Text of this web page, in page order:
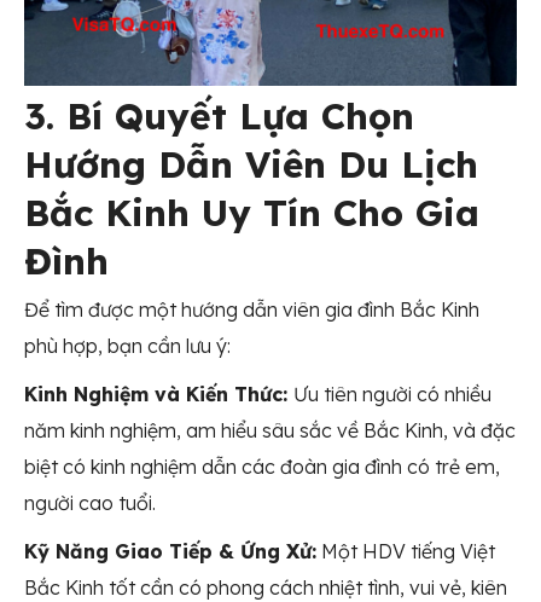
3. Bí Quyết Lựa Chọn
Hướng Dẫn Viên Du Lịch
Bắc Kinh Uy Tín Cho Gia
Đình
Để tìm được một hướng dẫn viên gia đình Bắc Kinh
phù hợp, bạn cần lưu ý:
Kinh Nghiệm và Kiến Thức: Ưu tiên người có nhiều
năm kinh nghiệm, am hiểu sâu sắc về Bắc Kinh, và đặc
biệt có kinh nghiệm dẫn các đoàn gia đình có trẻ em,
người cao tuổi.
Kỹ Năng Giao Tiếp & Ứng Xử: Một HDV tiếng Việt
Bắc Kinh tốt cần có phong cách nhiệt tình, vui vẻ, kiên